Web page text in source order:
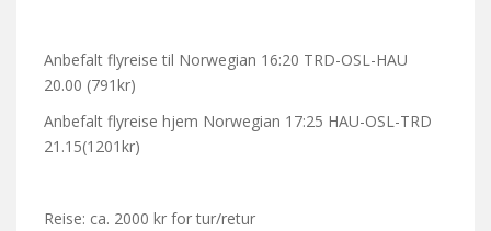
Anbefalt flyreise til Norwegian 16:20 TRD-OSL-HAU
20.00 (791kr)
Anbefalt flyreise hjem Norwegian 17:25 HAU-OSL-TRD
21.15(1201kr)
Reise: ca. 2000 kr for tur/retur